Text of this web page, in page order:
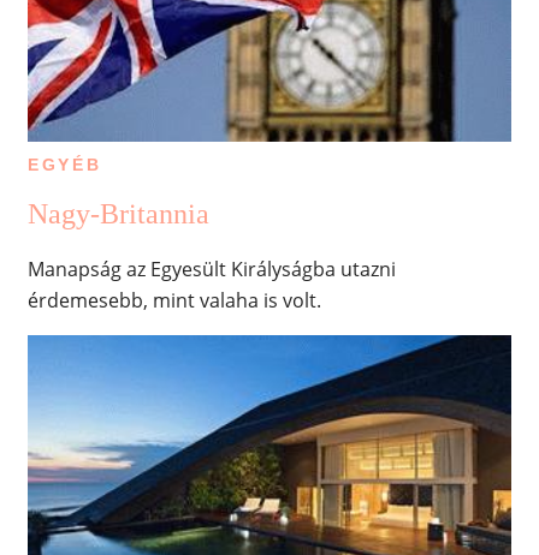
EGYÉB
Nagy-Britannia
Manapság az Egyesült Királyságba utazni
érdemesebb, mint valaha is volt.